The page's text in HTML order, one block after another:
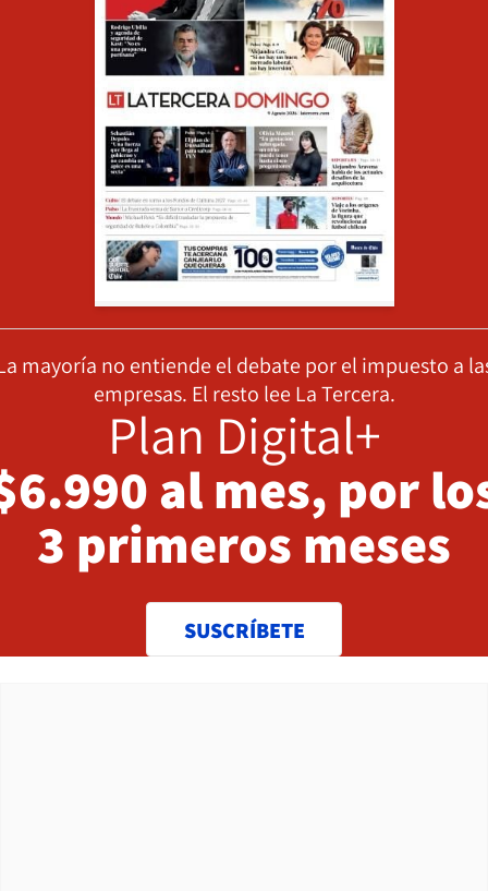
mayoría no entiende el debate por el impuesto a
empresas. El resto lee La Tercera.
Plan Digital+
al mes, por
3 primeros meses
SUSCRÍBETE